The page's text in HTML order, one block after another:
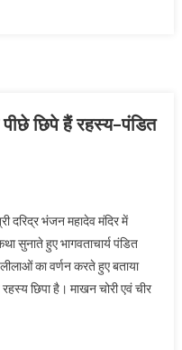
छिपे हैं रहस्य-पंडित
दरिद्र भंजन महादेव मंदिर में
सुनाते हुए भागवताचार्य पंडित
का वर्णन करते हुए बताया
छिपा है। माखन चोरी एवं चीर